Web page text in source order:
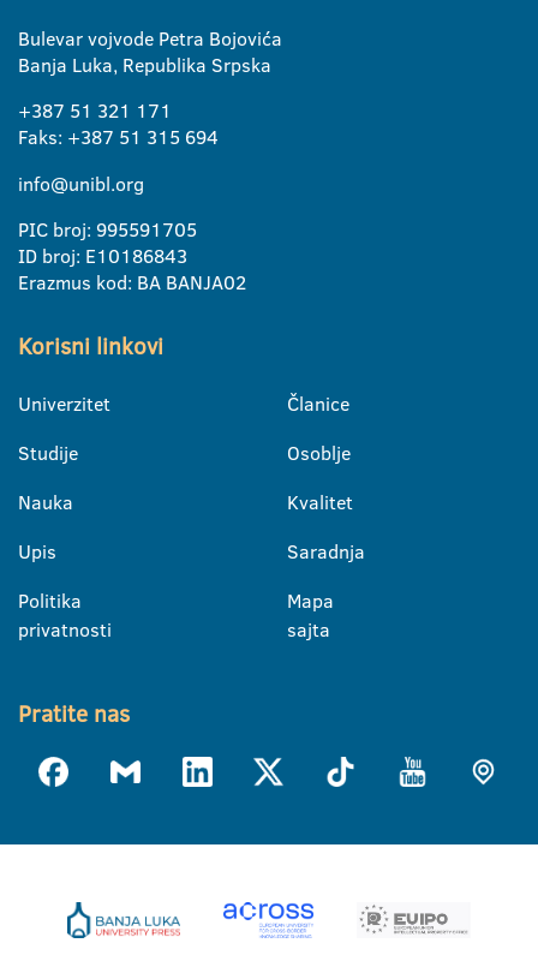
Bulevar vojvode Petra Bojovića
Banja Luka, Republika Srpska
+387 51 321 171
Faks: +387 51 315 694
info@unibl.org
PIC broj: 995591705
ID broj: E10186843
Erazmus kod: BA BANJA02
Korisni linkovi
Univerzitet
Studije
Nauka
Upis
Politika
privatnosti
Članice
Osoblje
Kvalitet
Saradnja
Mapa
sajta
Pratite nas